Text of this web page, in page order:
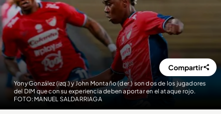
Yony González (izq.) y John Montaño (der.) son dos de los jugadores
del DIM que con su experiencia deben aportar en el ataque rojo.
FOTO: MANUEL SALDARRIAGA
Compartir